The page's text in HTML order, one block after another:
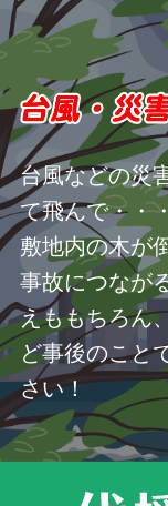
台風などの災
て飛んで・・
敷地内の木が
事故につなが
えももちろん
ど事後のこと
さい！